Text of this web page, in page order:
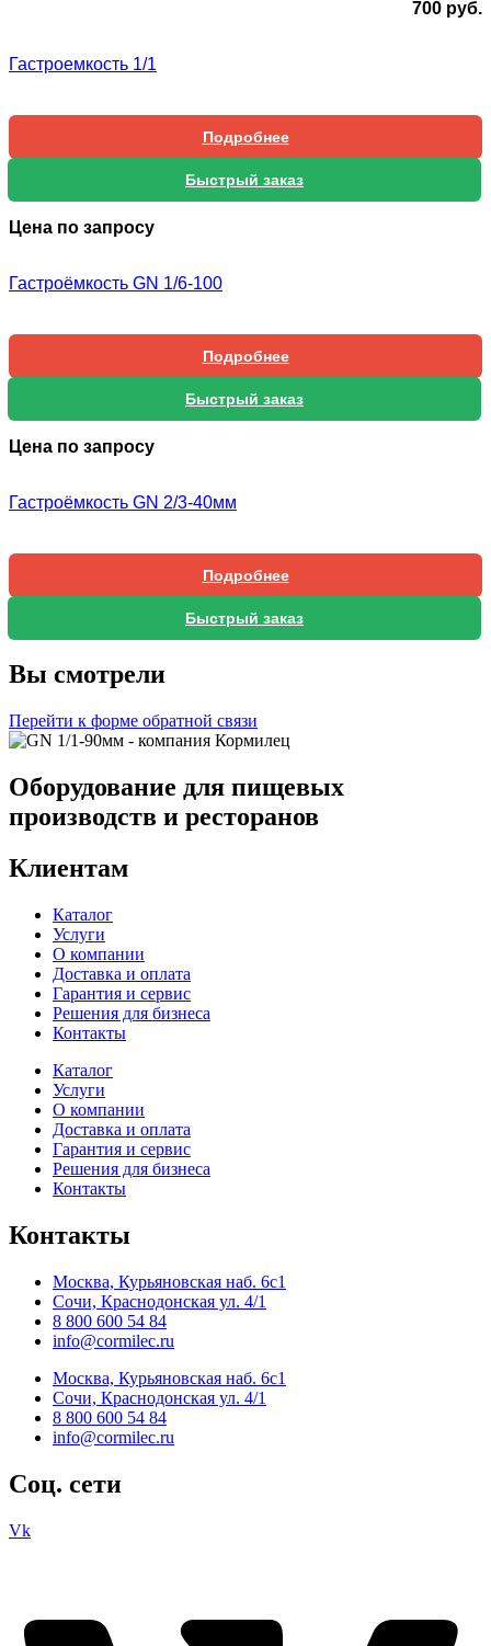
700 руб.
Гастроемкость 1/1
Подробнее
Быстрый заказ
Цена по запросу
Гастроёмкость GN 1/6-100
Подробнее
Быстрый заказ
Цена по запросу
Гастроёмкость GN 2/3-40мм
Подробнее
Быстрый заказ
Вы смотрели
Перейти к форме обратной связи
Оборудование для пищевых
производств и ресторанов
Клиентам
Каталог
Услуги
О компании
Доставка и оплата
Гарантия и сервис
Решения для бизнеса
Контакты
Каталог
Услуги
О компании
Доставка и оплата
Гарантия и сервис
Решения для бизнеса
Контакты
Контакты
Москва, Курьяновская наб. 6с1
Сочи, Краснодонская ул. 4/1
8 800 600 54 84
info@cormilec.ru
Москва, Курьяновская наб. 6с1
Сочи, Краснодонская ул. 4/1
8 800 600 54 84
info@cormilec.ru
Соц. сети
Vk